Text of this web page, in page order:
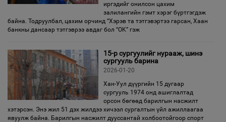
иргэдийг онилсон цахим
залилангийн гэмт хэрэг бүртгэгдэж
байна. Тодруулбал, цахим орчинд “Хэрэв та тэтгэвэртээ гарсан, Хаан
банкны дансаар тэтгэврээ авдаг бол “OK” гэж
15-р сургуулийг нурааж, шинэ
сургууль барина
2026-01-20
Хан-Уул дүүргийн 15 дугаар
сургууль 1974 онд ашиглалтад
орсон бөгөөд барилгын насжилт
хэтэрсэн. Энэ жил 51 дэх жилдээ хичээл сургалтын үйл ажиллаагаа
явуулж байна. Барилгын насжилт дууссантай холбоотойгоор спорт